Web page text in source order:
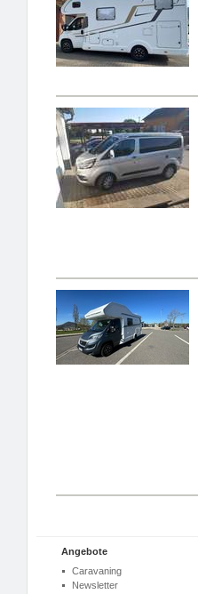
Angebote
Caravaning
Newsletter